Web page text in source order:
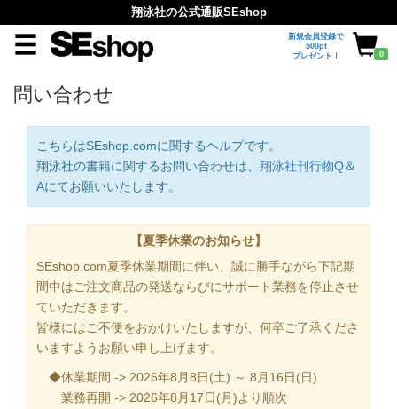
翔泳社の公式通販SEshop
新規会員登録で
500pt
プレゼント！
0
問い合わせ
こちらはSEshop.comに関するヘルプです。
翔泳社の書籍に関するお問い合わせは、 翔泳社刊行物Q＆
Aにてお願いいたします。
【夏季休業のお知らせ】
SEshop.com夏季休業期間に伴い、誠に勝手ながら下記期
間中はご注文商品の発送ならびにサポート業務を停止させ
ていただきます。
皆様にはご不便をおかけいたしますが、何卒ご了承くださ
いますようお願い申し上げます。
◆休業期間 -> 2026年8月8日(土) ～ 8月16日(日)
業務再開 -> 2026年8月17日(月)より順次